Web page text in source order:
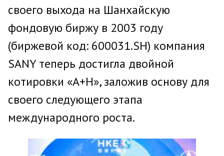
своего выхода на Шанхайскую
фондовую биржу в 2003 году
(биржевой код: 600031.SH) компания
SANY теперь достигла двойной
котировки «A+H», заложив основу для
своего следующего этапа
международного роста.